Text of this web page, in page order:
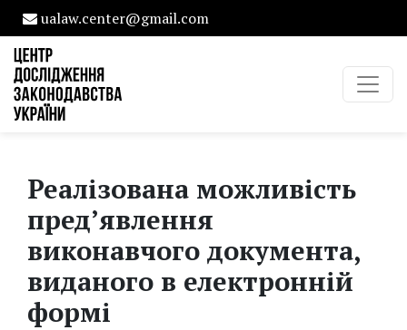
ualaw.center@gmail.com
Реалізована можливість
пред’явлення
виконавчого документа,
виданого в електронній
формі